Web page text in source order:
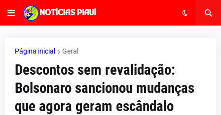
Página inicial Geral
Descontos sem revalidação:
Bolsonaro sancionou mudanças
que agora geram escândalo